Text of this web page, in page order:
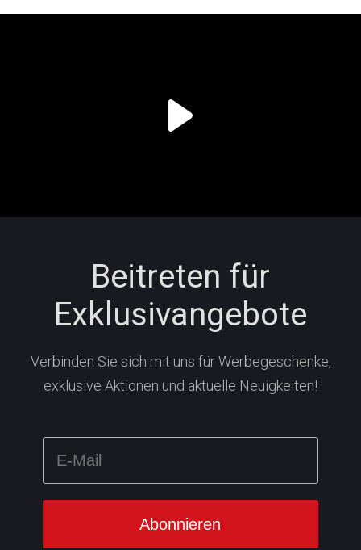
Beitreten für
Exklusivangebote
Verbinden Sie sich mit uns für Werbegeschenke,
exklusive Aktionen und aktuelle Neuigkeiten!